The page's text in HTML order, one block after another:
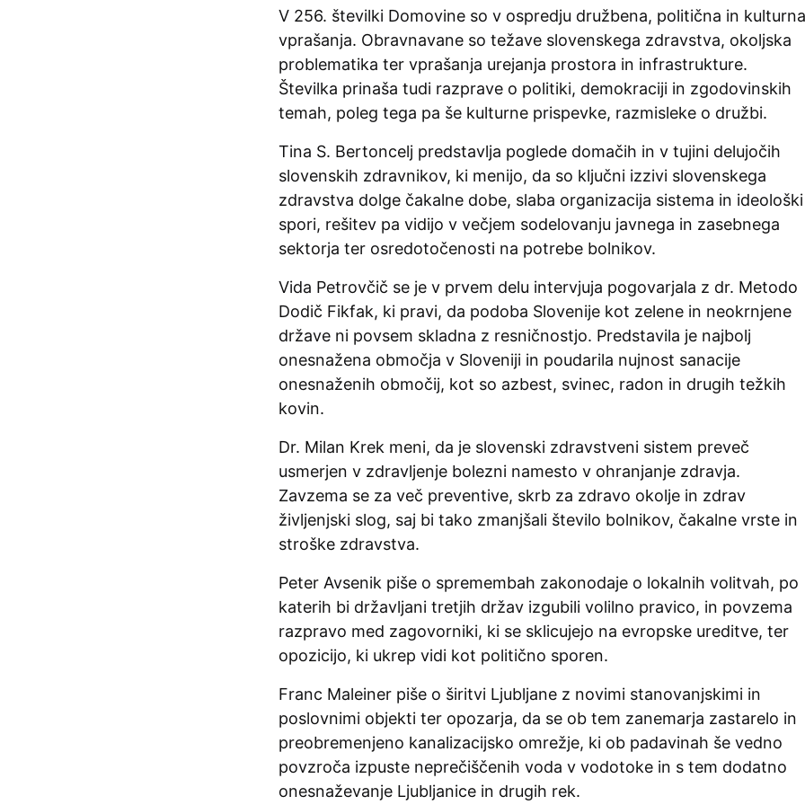
V 256. številki Domovine so v ospredju družbena, politična in kulturna
vprašanja. Obravnavane so težave slovenskega zdravstva, okoljska
problematika ter vprašanja urejanja prostora in infrastrukture.
Številka prinaša tudi razprave o politiki, demokraciji in zgodovinskih
temah, poleg tega pa še kulturne prispevke, razmisleke o družbi.
Tina S. Bertoncelj predstavlja poglede domačih in v tujini delujočih
slovenskih zdravnikov, ki menijo, da so ključni izzivi slovenskega
zdravstva dolge čakalne dobe, slaba organizacija sistema in ideološki
spori, rešitev pa vidijo v večjem sodelovanju javnega in zasebnega
sektorja ter osredotočenosti na potrebe bolnikov.
Vida Petrovčič se je v prvem delu intervjuja pogovarjala z dr. Metodo
Dodič Fikfak, ki pravi, da podoba Slovenije kot zelene in neokrnjene
države ni povsem skladna z resničnostjo. Predstavila je najbolj
onesnažena območja v Sloveniji in poudarila nujnost sanacije
onesnaženih območij, kot so azbest, svinec, radon in drugih težkih
kovin.
Dr. Milan Krek meni, da je slovenski zdravstveni sistem preveč
usmerjen v zdravljenje bolezni namesto v ohranjanje zdravja.
Zavzema se za več preventive, skrb za zdravo okolje in zdrav
življenjski slog, saj bi tako zmanjšali število bolnikov, čakalne vrste in
stroške zdravstva.
Peter Avsenik piše o spremembah zakonodaje o lokalnih volitvah, po
katerih bi državljani tretjih držav izgubili volilno pravico, in povzema
razpravo med zagovorniki, ki se sklicujejo na evropske ureditve, ter
opozicijo, ki ukrep vidi kot politično sporen.
Franc Maleiner piše o širitvi Ljubljane z novimi stanovanjskimi in
poslovnimi objekti ter opozarja, da se ob tem zanemarja zastarelo in
preobremenjeno kanalizacijsko omrežje, ki ob padavinah še vedno
povzroča izpuste neprečiščenih voda v vodotoke in s tem dodatno
onesnaževanje Ljubljanice in drugih rek.